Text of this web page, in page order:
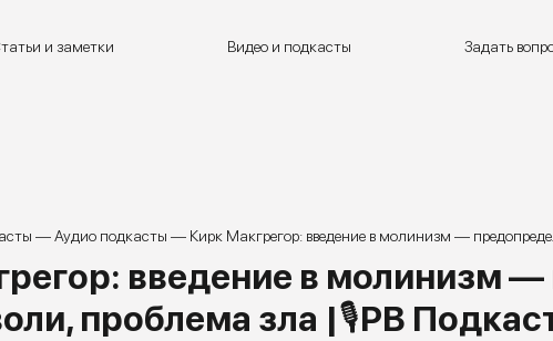
и заметки Видео и подкасты Задать
—Аудио подкасты — Кирк Макгрегор: введение в молинизм —
введение в молинизм
проблема зла |🎙РВ